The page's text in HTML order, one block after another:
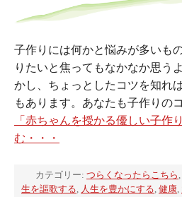
子作りには何かと悩みが多いも
りたいと焦ってもなかなか思う
かし、ちょっとしたコツを知れ
もあります。あなたも子作りの
「赤ちゃんを授かる優しい子作
む・・・
カテゴリー: つらくなったらこちら ,
生を謳歌する, 人生を豊かにする, 健康,